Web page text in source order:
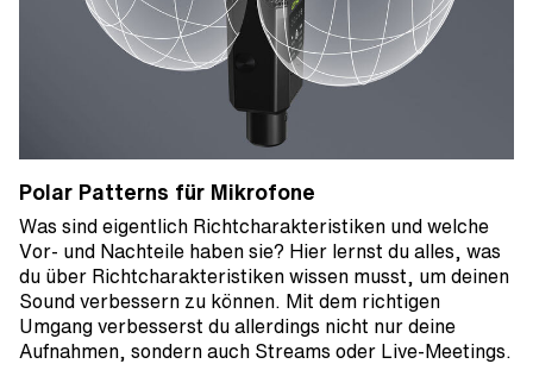
Polar Patterns für Mikrofone
Was sind eigentlich Richtcharakteristiken und welche
Vor- und Nachteile haben sie? Hier lernst du alles, was
du über Richtcharakteristiken wissen musst, um deinen
Sound verbessern zu können. Mit dem richtigen
Umgang verbesserst du allerdings nicht nur deine
Aufnahmen, sondern auch Streams oder Live-Meetings.